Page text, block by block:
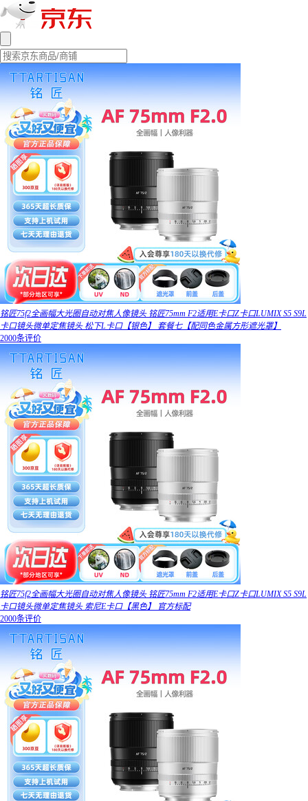
铭匠75f2全画幅大光圈自动对焦人像镜头 铭匠75mm F2适用E卡口Z卡口LUMIX S5 S9L
卡口镜头微单定焦镜头 松下L卡口【银色】 套餐七【配同色金属方形遮光罩】
2000条评价
铭匠75f2全画幅大光圈自动对焦人像镜头 铭匠75mm F2适用E卡口Z卡口LUMIX S5 S9L
卡口镜头微单定焦镜头 索尼E卡口【黑色】 官方标配
2000条评价